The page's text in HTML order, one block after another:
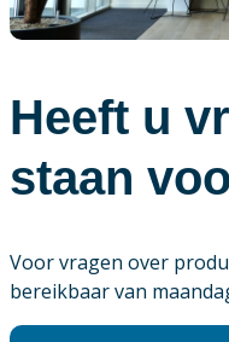
Heeft u
staan
Voor vragen over
bereikbaar van